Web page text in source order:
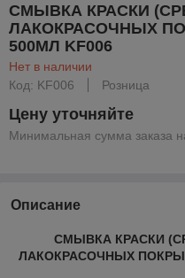
СМЫВКА КРАСКИ
ЛАКОКРАСОЧНЫХ
500МЛ KF006
Нет в наличии
Код: KF006
Розница
Цену уточняйте
Минимальная сумма заказа
Описание
СМЫВКА КРАСКИ
ЛАКОКРАСОЧНЫХ